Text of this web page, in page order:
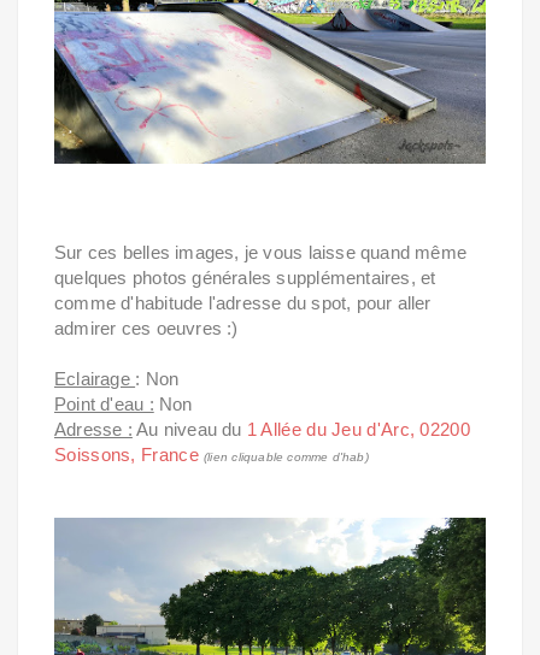
Sur ces belles images, je vous laisse quand même
quelques photos générales supplémentaires, et
comme d'habitude l'adresse du spot, pour aller
admirer ces oeuvres :)
Eclairage : Non
Point d'eau : Non
Adresse : Au niveau du 1 Allée du Jeu d'Arc, 02200
Soissons, France (lien cliquable comme d'hab)